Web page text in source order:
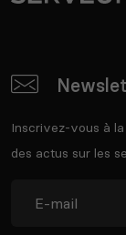
Inscrivez-vous à
des actus sur les